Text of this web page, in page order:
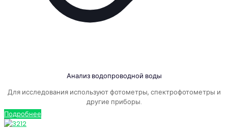
Анализ водопроводной воды
Для исследования используют фотометры, спектрофотометры и
другие приборы.
Подробнее